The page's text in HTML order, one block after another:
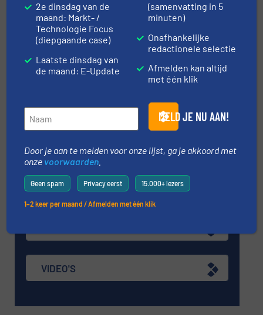
Navigatie
MARKTEN
NIEUWS
TECHNIEK ZONES
VRAAG DE EXPERT
VIDEO'S
2e dinsdag van de
maand: Markt- /
Technologie Focus
(diepgaande case)
Laatste dinsdag van
de maand: E-Update
(samenvatting in 5
minuten)
Onafhankelijke
redactionele selectie
Afmelden kan altijd
met één klik
MELD JE NU AAN!
Door je aan te melden voor onze lijst, ga je akkoord met
onze voorwaarden
Geen spam Privacy eerst 15.000+ lezers
1–2 keer per maand / Afmelden met één klik